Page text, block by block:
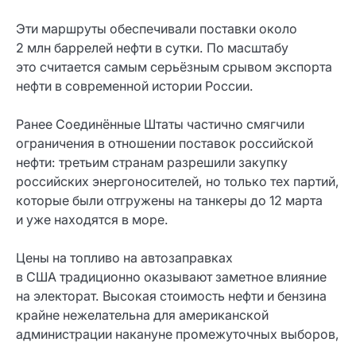
Эти маршруты обеспечивали поставки около
2 млн баррелей нефти в сутки. По масштабу
это считается самым серьёзным срывом экспорта
нефти в современной истории России.
Ранее Соединённые Штаты частично смягчили
ограничения в отношении поставок российской
нефти: третьим странам разрешили закупку
российских энергоносителей, но только тех партий,
которые были отгружены на танкеры до 12 марта
и уже находятся в море.
Цены на топливо на автозаправках
в США традиционно оказывают заметное влияние
на электорат. Высокая стоимость нефти и бензина
крайне нежелательна для американской
администрации накануне промежуточных выборов,